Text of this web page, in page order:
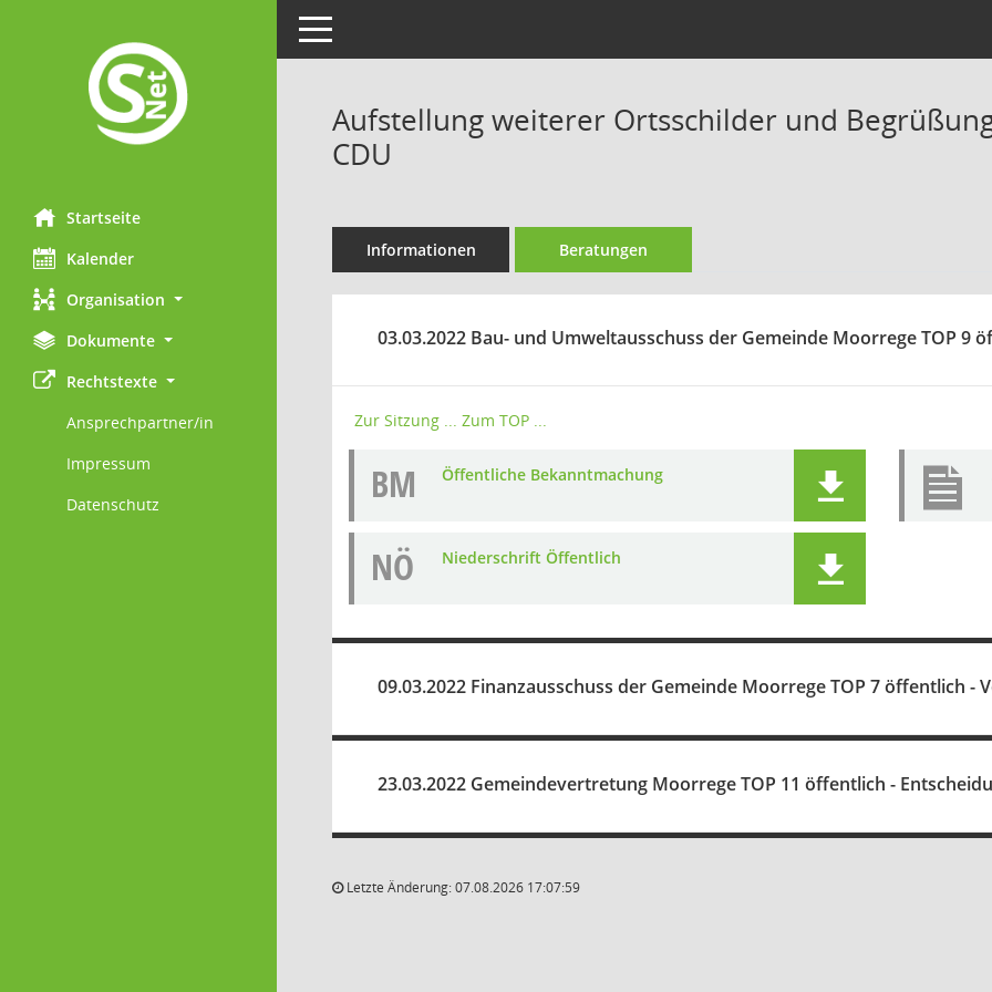
Startseite
Kalender
Organisation
Dokumente
Rechtstexte
Ansprechpartner/in
Impressum
Datenschutz
Toggle navigation
Aufstellung weiterer Ortsschilder und
CDU
Informationen Beratungen
03.03.2022 Bau- und Umweltausschuss der Gemeinde Moorrege TOP 9
Zur Sitzung ... Zum TOP ...
BM Öffentliche Bekanntmachung
NÖ Niederschrift Öffentlich
09.03.2022 Finanzausschuss der Gemeinde Moorrege TOP 7 öffentlich -
23.03.2022 Gemeindevertretung Moorrege TOP 11 öffentlich -
Letzte Änderung: 07.08.2026 17:07:59